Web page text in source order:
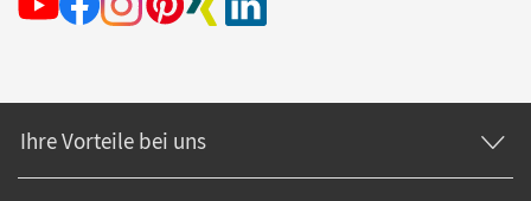
Ihre Vorteile bei uns